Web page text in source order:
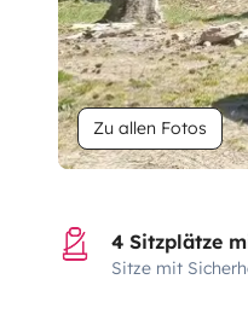
Zu allen Fotos
4 Sitzplätze
Sitze mit